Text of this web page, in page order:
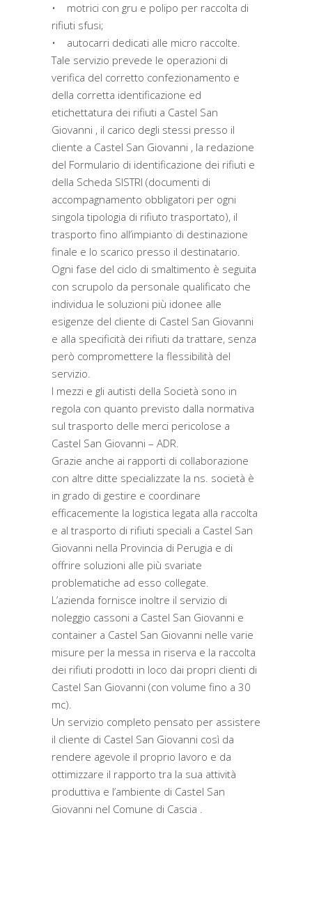
• motrici con gru e polipo per raccolta di
rifiuti sfusi;
• autocarri dedicati alle micro raccolte.
Tale servizio prevede le operazioni di
verifica del corretto confezionamento e
della corretta identificazione ed
etichettatura dei rifiuti a Castel San
Giovanni , il carico degli stessi presso il
cliente a Castel San Giovanni , la redazione
del Formulario di identificazione dei rifiuti e
della Scheda SISTRI (documenti di
accompagnamento obbligatori per ogni
singola tipologia di rifiuto trasportato), il
trasporto fino all’impianto di destinazione
finale e lo scarico presso il destinatario.
Ogni fase del ciclo di smaltimento è seguita
con scrupolo da personale qualificato che
individua le soluzioni più idonee alle
esigenze del cliente di Castel San Giovanni
e alla specificità dei rifiuti da trattare, senza
però compromettere la flessibilità del
servizio.
I mezzi e gli autisti della Società sono in
regola con quanto previsto dalla normativa
sul trasporto delle merci pericolose a
Castel San Giovanni – ADR.
Grazie anche ai rapporti di collaborazione
con altre ditte specializzate la ns. società è
in grado di gestire e coordinare
efficacemente la logistica legata alla raccolta
e al trasporto di rifiuti speciali a Castel San
Giovanni nella Provincia di Perugia e di
offrire soluzioni alle più svariate
problematiche ad esso collegate.
L’azienda fornisce inoltre il servizio di
noleggio cassoni a Castel San Giovanni e
container a Castel San Giovanni nelle varie
misure per la messa in riserva e la raccolta
dei rifiuti prodotti in loco dai propri clienti di
Castel San Giovanni (con volume fino a 30
mc).
Un servizio completo pensato per assistere
il cliente di Castel San Giovanni così da
rendere agevole il proprio lavoro e da
ottimizzare il rapporto tra la sua attività
produttiva e l’ambiente di Castel San
Giovanni nel Comune di Cascia .